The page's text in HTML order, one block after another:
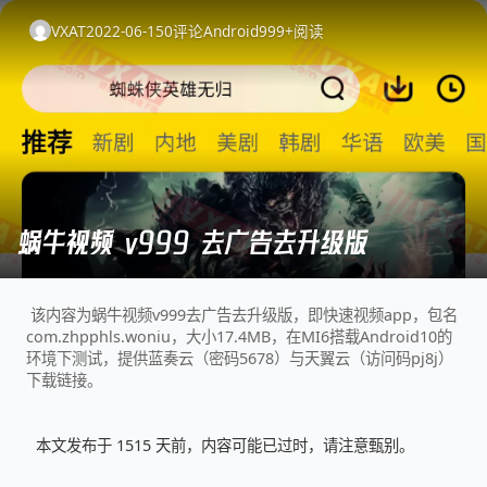
VXAT2022-06-150评论Android999+阅读
蜗牛视频 v999 去广告去升级版
该内容为蜗牛视频v999去广告去升级版，即快速视频app，包名
com.zhpphls.woniu，大小17.4MB，在MI6搭载Android10的
环境下测试，提供蓝奏云（密码5678）与天翼云（访问码pj8j）
下载链接。
本文发布于 1515 天前，内容可能已过时，请注意甄别。